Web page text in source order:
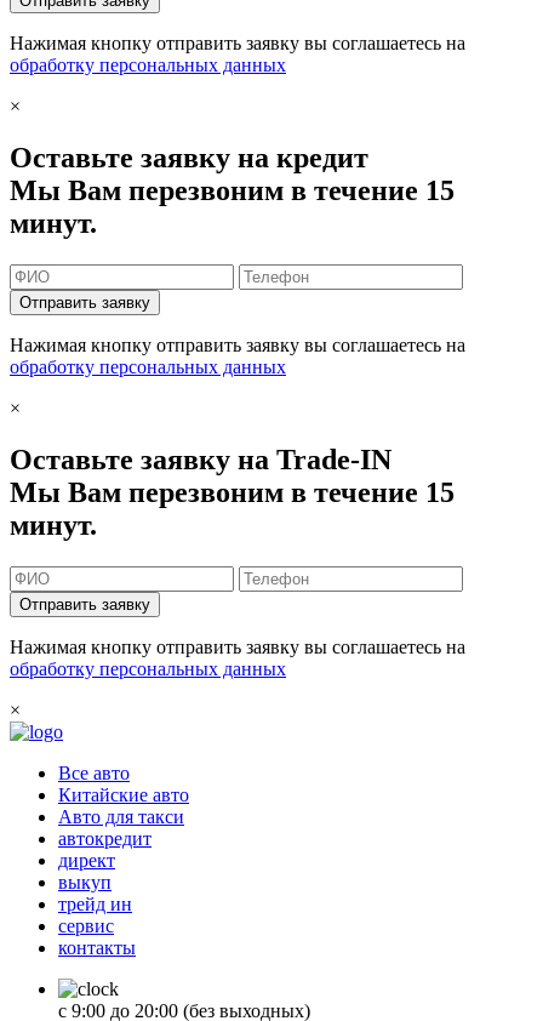
Нажимая кнопку отправить заявку вы соглашаетесь на
обработку персональных данных
×
Оставьте заявку на кредит
Мы Вам перезвоним в течение 15
минут.
Отправить заявку
Нажимая кнопку отправить заявку вы соглашаетесь на
обработку персональных данных
×
Оставьте заявку на Trade-IN
Мы Вам перезвоним в течение 15
минут.
Отправить заявку
Нажимая кнопку отправить заявку вы соглашаетесь на
обработку персональных данных
×
Все авто
Китайские авто
Авто для такси
автокредит
директ
выкуп
трейд ин
сервис
контакты
с 9:00 до 20:00 (без выходных)